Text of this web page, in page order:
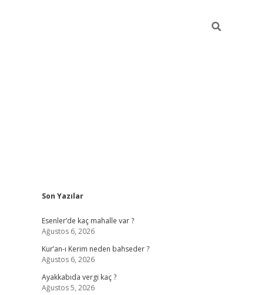
Sidebar
Son Yazılar
Esenler’de kaç mahalle var ?
Ağustos 6, 2026
Kur’an-ı Kerim neden bahseder ?
Ağustos 6, 2026
Ayakkabıda vergi kaç ?
Ağustos 5, 2026
hiltonbetilbet giriş yap